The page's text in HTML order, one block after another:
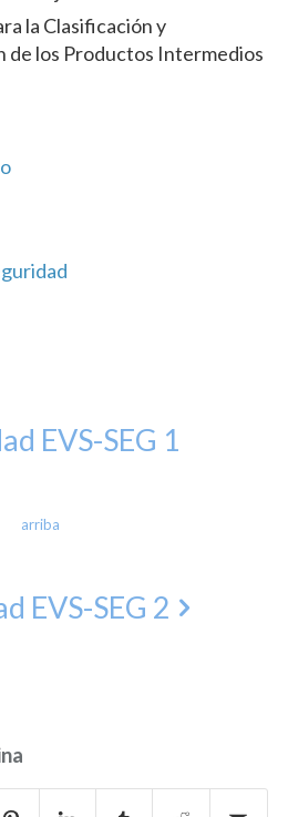
la Clasificación y
de los Productos Intermedios
EVS-SEG 1
arriba
EVS-SEG 2